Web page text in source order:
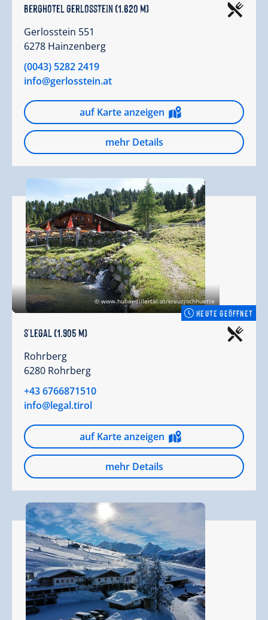
Berghotel Gerlosstein (1.620 m)
Gerlosstein 551
6278 Hainzenberg
(0043) 5282 2419
info@gerlosstein.at
auf Karte anzeigen
mehr Details
© www.huber-zillertal.at/kreuzjochhuette
HEUTE GEÖFFNET
s'Legal (1.905 m)
Rohrberg
6280 Rohrberg
+43 6766871510
info@legal.tirol
auf Karte anzeigen
mehr Details